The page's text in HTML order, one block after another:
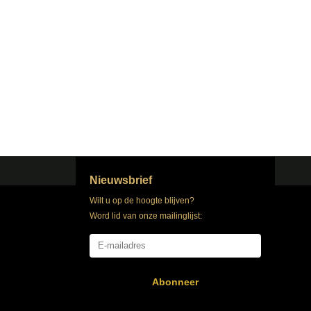
Nieuwsbrief
Wilt u op de hoogte blijven?
Word lid van onze mailinglijst:
Abonneer